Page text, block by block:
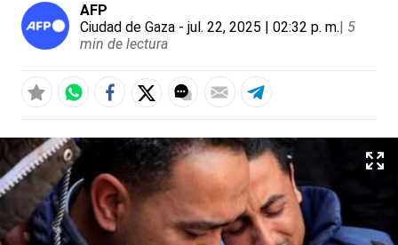
AFP
Ciudad de Gaza - jul. 22, 2025 | 02:32 p. m.| 5
min de lectura